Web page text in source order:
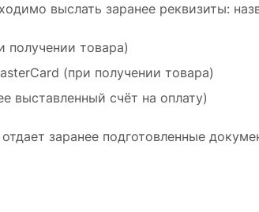
выслать заранее реквизиты:
товара)
(при получении товара)
выставленный счёт на оплату)
заранее подготовленные